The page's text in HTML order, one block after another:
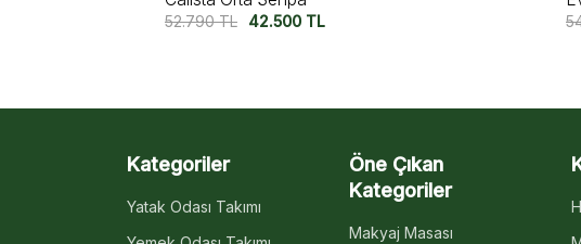
54.790TL 45.000 TL
Kategoriler
Yatak Odası Takımı
Öne Çıkan
Kategoriler
Makyaj Masası